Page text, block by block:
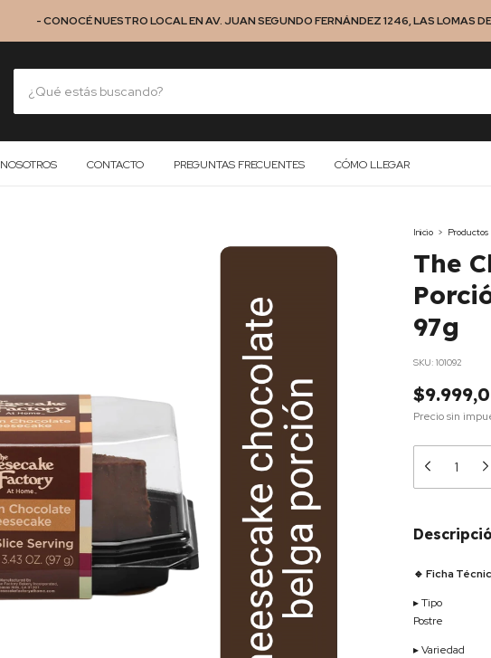
- CONOCÉ NUESTRO LOCAL EN AV. JUAN SEGUNDO FERNÁNDEZ 1246, LAS LOMAS
NOSOTROS CONTACTO PREGUNTAS FRECUENTES CÓMO LLEGAR
Inicio > Productos
The
97g
SKU: 101092
Precio sin
🔹 Ficha
▸ Tipo
Postre
▸ Variedad